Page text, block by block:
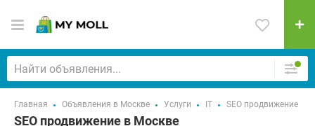
Главная Объявления в Москве Услуги IT SEO продвижение
SEO продвижение в Москве